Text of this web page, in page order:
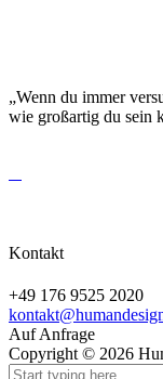
„Wenn du immer
wie großartig du sein
Kontakt
+49 176 9525 2020
Auf Anfrage
Copyright © 2026